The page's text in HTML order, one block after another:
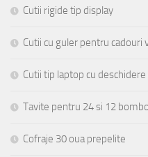
Cutii rigide tip display
Cutii cu guler pentru cadouri
Cutii tip laptop cu
Tavite pentru 24 si 12
Cofraje 30 oua prepelite